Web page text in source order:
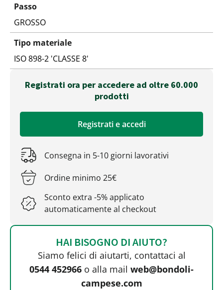
Passo
GROSSO
Tipo materiale
ISO 898-2 'CLASSE 8'
Registrati ora per accedere ad oltre 60.000
prodotti
Registrati e accedi
Consegna in 5-10 giorni lavorativi
Ordine minimo 25€
Sconto extra -5% applicato
automaticamente al checkout
HAI BISOGNO DI AIUTO?
Siamo felici di aiutarti, contattaci al
0544 452966 o alla mail web@bondoli-
campese.com